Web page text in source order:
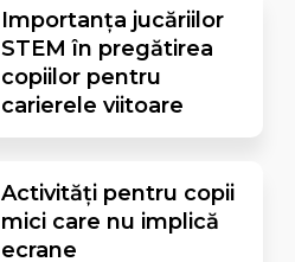
Importanța jucăriilor
STEM în pregătirea
copiilor pentru
carierele viitoare
Activități pentru copii
mici care nu implică
ecrane